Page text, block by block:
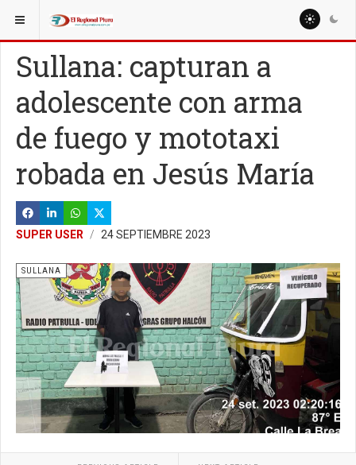
ESTÁ AQUÍ:
Sullana: capturan a
adolescente con arma
de fuego y mototaxi
robada en Jesús María
SUPER USER 24 SEPTIEMBRE 2023
SULLANA